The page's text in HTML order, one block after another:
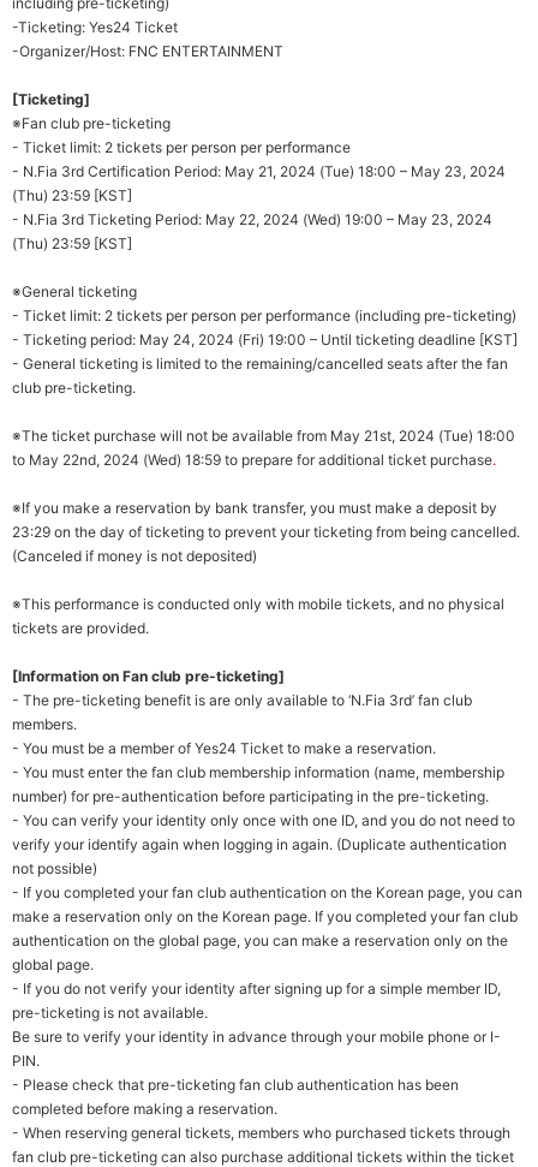
-Ticketing: Yes24 Ticket
-Organizer/Host: FNC ENTERTAINMENT
[Ticketing]
※Fan club pre-ticketing
- Ticket limit: 2 tickets per person per performance
- N.Fia 3rd Certification Period: May 21, 2024 (Tue) 18:00 – May 23, 2024
(Thu) 23:59 [KST]
- N.Fia 3rd Ticketing Period: May 22, 2024 (Wed) 19:00 – May 23, 2024
(Thu) 23:59 [KST]
※General ticketing
- Ticket limit: 2 tickets per person per performance (including pre-ticketing)
- Ticketing period: May 24, 2024 (Fri) 19:00 – Until ticketing deadline [KST]
- General ticketing is limited to the remaining/cancelled seats after the fan
club pre-ticketing.
※The ticket purchase will not be available from May 21st, 2024 (Tue) 18:00
to May 22nd, 2024 (Wed) 18:59 to prepare for additional ticket purchase.
※If you make a reservation by bank transfer, you must make a deposit by
23:29 on the day of ticketing to prevent your ticketing from being cancelled.
(Canceled if money is not deposited)
※This performance is conducted only with mobile tickets, and no physical
tickets are provided.
[Information on Fan club pre-ticketing]
- The pre-ticketing benefit is are only available to ‘N.Fia 3rd’ fan club
members.
- You must be a member of Yes24 Ticket to make a reservation.
- You must enter the fan club membership information (name, membership
number) for pre-authentication before participating in the pre-ticketing.
- You can verify your identity only once with one ID, and you do not need to
verify your identify again when logging in again. (Duplicate authentication
not possible)
- If you completed your fan club authentication on the Korean page, you can
make a reservation only on the Korean page. If you completed your fan club
authentication on the global page, you can make a reservation only on the
global page.
- If you do not verify your identity after signing up for a simple member ID,
pre-ticketing is not available.
Be sure to verify your identity in advance through your mobile phone or I-
PIN.
- Please check that pre-ticketing fan club authentication has been
completed before making a reservation.
- When reserving general tickets, members who purchased tickets through
fan club pre-ticketing can also purchase additional tickets within the ticket